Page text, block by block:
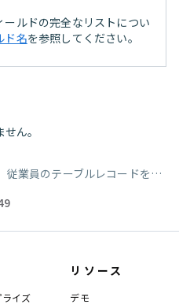
ールドの完全なリストについ
ド名を参照してください。
ん。
従業員のテーブルレコードを更新
イズ
リソース
デモ